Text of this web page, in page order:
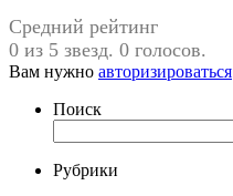
Средний рейтинг
0 из 5 звезд. 0 голосов.
Вам нужно авторизироваться
Поиск
Рубрики